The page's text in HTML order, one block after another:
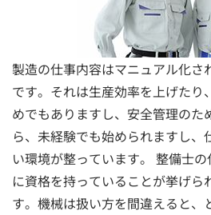
製造の仕事内容はマニュアル化さ
です。それは生産効率を上げたり
めでもありますし、安全管理のた
ら、未経験でも始められますし、
い環境が整っています。 整備士
に資格を持っていることが挙げら
す。機械は扱い方を間違えると、